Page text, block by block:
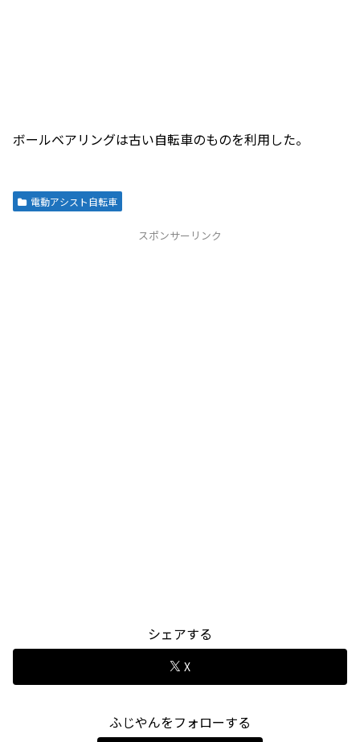
ボールベアリングは古い自転車のものを利用した。
電動アシスト自転車
スポンサーリンク
シェアする
X
ふじやんをフォローする